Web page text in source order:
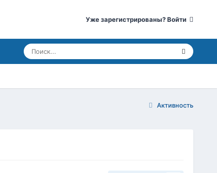
Уже зарегистрированы? Войти
Активность